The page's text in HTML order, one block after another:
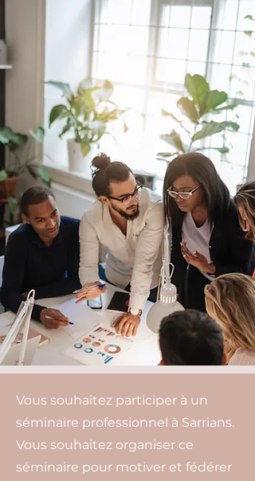
Vous souhaitez participer à un
séminaire professionnel à Sarrians.
Vous souhaitez organiser ce
séminaire pour motiver et fédérer